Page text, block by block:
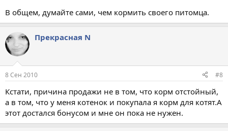
В общем, думайте сами, чем кормить своего питомца.
Прекрасная N
8 Сен 2010 #8
Кстати, причина продажи не в том, что корм отстойный,
а в том, что у меня котенок и покупала я корм для котят.А
этот достался бонусом и мне он пока не нужен.